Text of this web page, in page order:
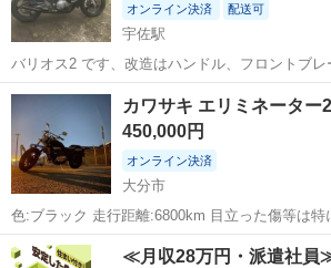
オンライン決済 配送可
宇佐駅
バリオス2 です、改造はハンドル、フロントブ
クロールシート、テールカウル、ロケットカウ
カー、スプロケなどです、タイヤ等消耗品もまだ
ます、別途書なし丸車のシートテールな...
大分 宇佐市 宇佐駅 カワサキ 自賠責
カワサキ エリミネーター
450,000円
オンライン決済
大分市
色:ブラック 走行距離:6800km 目立った傷等は特
等も特に無いです。
大分 大分市 カワサキ 250V
≪月収28万円・派遣社員